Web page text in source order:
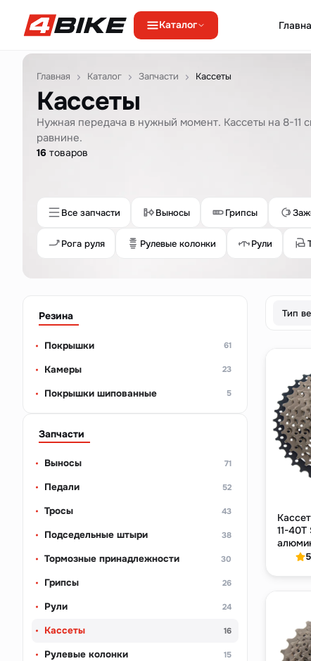
Перейти к содержимому
Каталог
Главная Каталог Запчасти Кассеты
Кассеты
Нужная передача в нужный момент. Кассеты на 8-11
равнине.
16 товаров
Все запчасти Выносы Грипсы
Рога руля Рулевые колонки Рули
Резина
Покрышки 61
Камеры 23
Покрышки шипованные 5
Запчасти
Выносы 71
Педали 52
Тросы 43
Подседельные штыри 38
Тормозные принадлежности 30
Грипсы 26
Рули 24
Кассеты 16
Рулевые колонки 15
Тип
11-